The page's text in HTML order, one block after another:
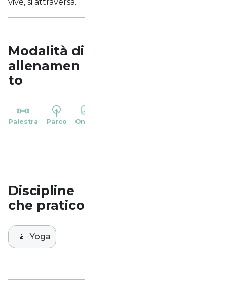
Modalità di
allenamen
to
Palestra Parco Online
Discipline
che pratico
🧘 Yoga